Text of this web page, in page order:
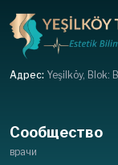
Адрес: Yeşilköy, Blok:
Сообщество
врачи